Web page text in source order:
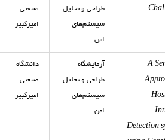
طراحی و تحلیل
سیستم‌های
امن
صنعتی
امیرکبیر
A
Detection
آزمایشگاه
طراحی و تحلیل
سیستم‌های
امن
دانشگاه
صنعتی
امیرکبیر